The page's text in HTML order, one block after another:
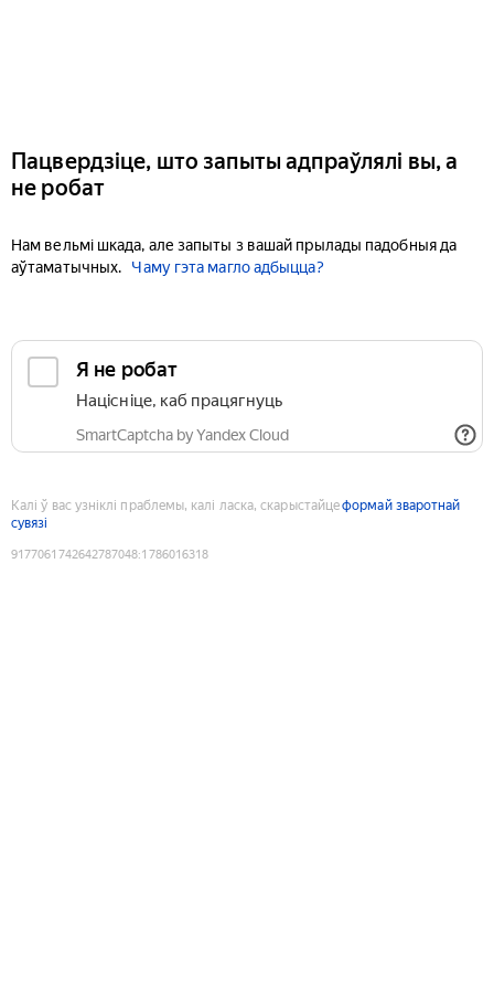
Пацвердзіце, што запыты адпраўлялі вы, а
не робат
Нам вельмі шкада, але запыты з вашай прылады падобныя да
аўтаматычных.
Чаму гэта магло адбыцца?
Я не робат
Націсніце, каб працягнуць
SmartCaptcha by Yandex Cloud
Калі ў вас узніклі праблемы, калі ласка, скарыстайцеформай зваротнай
сувязі
9177061742642787048:1786016318